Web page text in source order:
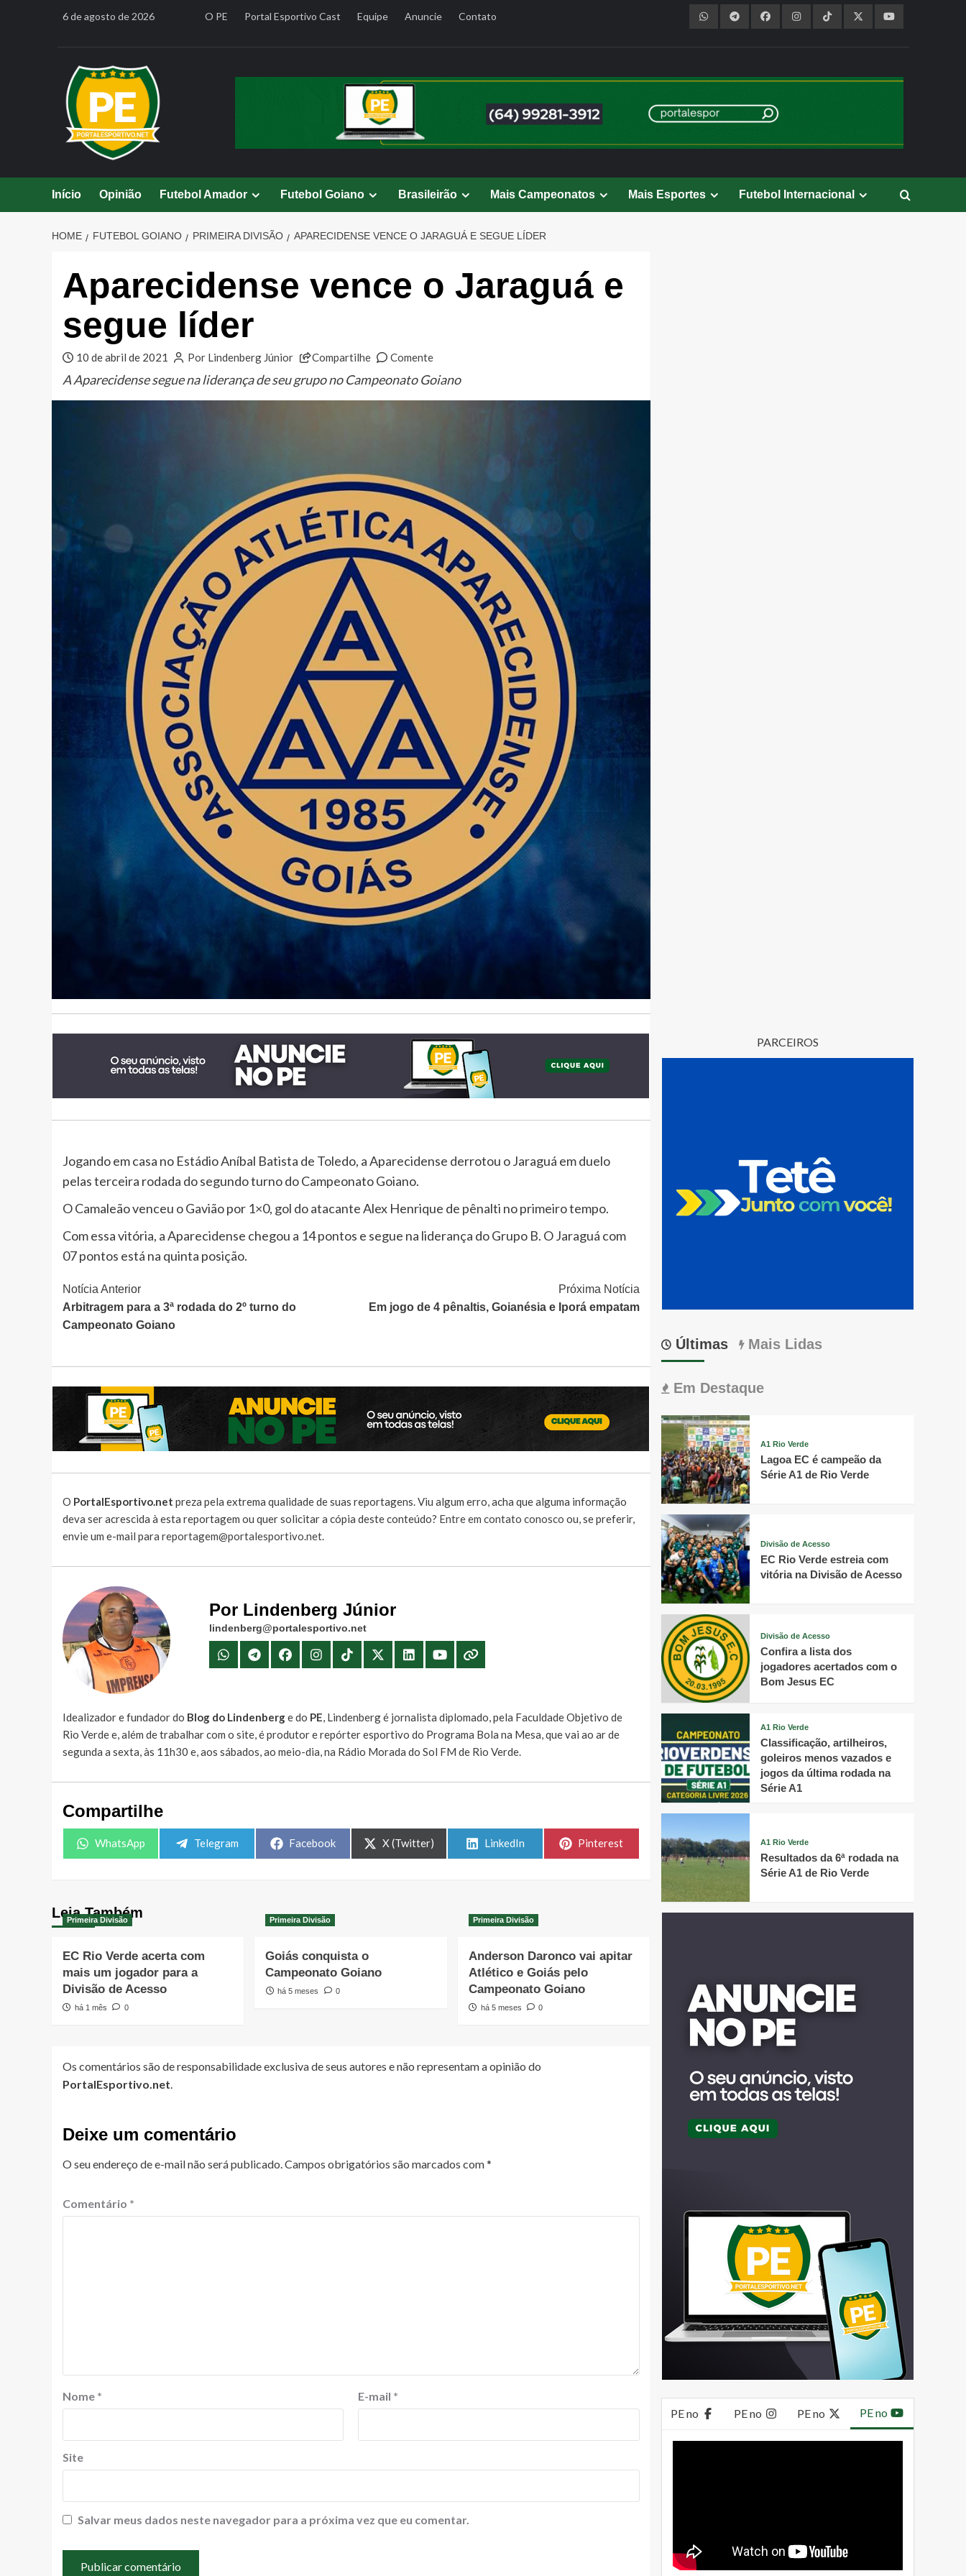
6 de agosto de 2026 O PE Portal Esportivo Cast Equipe Anuncie Contato
Início Opinião Futebol Amador Futebol Goiano Brasileirão Mais Campeonatos Mais Esportes Futebol Internacional
HOME FUTEBOL GOIANO PRIMEIRA DIVISÃO APARECIDENSE VENCE O JARAGUÁ E SEGUE LÍDER
Aparecidense vence o Jaraguá e
segue líder
10 de abril de 2021 Por Lindenberg Júnior Compartilhe Comente
A Aparecidense segue na liderança de seu grupo no Campeonato Goiano
Jogando em casa no Estádio Aníbal Batista de Toledo, a Aparecidense derrotou o Jaraguá em duelo
pelas terceira rodada do segundo turno do Campeonato Goiano.
O Camaleão venceu o Gavião por 1×0, gol do atacante Alex Henrique de pênalti no primeiro tempo.
Com essa vitória, a Aparecidense chegou a 14 pontos e segue na liderança do Grupo B. O Jaraguá com
07 pontos está na quinta posição.
Continue
Lendo
Notícia Anterior
Arbitragem para a 3ª rodada do 2º turno do
Campeonato Goiano
Próxima Notícia
Em jogo de 4 pênaltis, Goianésia e Iporá empatam
O PortalEsportivo.net preza pela extrema qualidade de suas reportagens. Viu algum erro, acha que alguma informação
deva ser acrescida à esta reportagem ou quer solicitar a cópia deste conteúdo? Entre em contato conosco ou, se preferir,
envie um e-mail para reportagem@portalesportivo.net.
Por Lindenberg Júnior
lindenberg@portalesportivo.net
Idealizador e fundador do Blog do Lindenberge do PE, Lindenberg é jornalista diplomado, pela Faculdade Objetivo de
Rio Verde e, além de trabalhar com o site, é produtor e repórter esportivo do Programa Bola na Mesa, que vai ao ar de
segunda a sexta, às 11h30 e, aos sábados, ao meio-dia, na Rádio Morada do Sol FM de Rio Verde.
Compartilhe
Share
WhatsApp
Share
Telegram
Share
Facebook
Share
on
X (Twitter)
Share
LinkedIn
Share
Pinterest
Leia Também
Primeira Divisão
EC Rio Verde acerta com
mais um jogador para a
Divisão de Acesso
há 1 mês 0
Primeira Divisão
Goiás conquista o
Campeonato Goiano
há 5 meses 0
Primeira Divisão
Anderson Daronco vai apitar
Atlético e Goiás pelo
Campeonato Goiano
há 5 meses 0
Os comentários são de responsabilidade exclusiva de seus autores e não representam a opinião do
PortalEsportivo.net
Deixe um comentário
O seu endereço de e-mail não será publicado. Campos obrigatórios são marcados com*
Comentário *
Nome * E-mail *
Site
Salvar meus dados neste navegador para a próxima vez que eu comentar.
PARCEIROS
Últimas Mais Lidas
Em Destaque
A1 Rio Verde
Lagoa EC é campeão da
Série A1 de Rio Verde
Divisão de Acesso
EC Rio Verde estreia com
vitória na Divisão de Acesso
Divisão de Acesso
Confira a lista dos
jogadores acertados com o
Bom Jesus EC
A1 Rio Verde
Classificação, artilheiros,
goleiros menos vazados e
jogos da última rodada na
Série A1
A1 Rio Verde
Resultados da 6ª rodada na
Série A1 de Rio Verde
PE no PE no PE no PE no